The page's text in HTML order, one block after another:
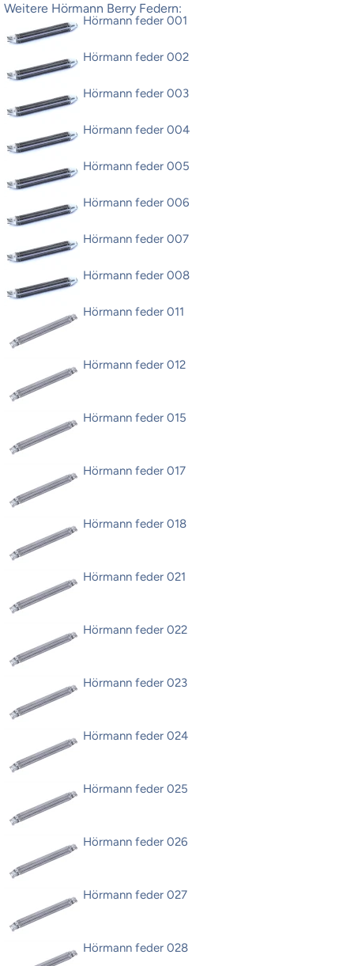
Weitere Hörmann Berry Federn:
Hörmann feder 001
Hörmann feder 002
Hörmann feder 003
Hörmann feder 004
Hörmann feder 005
Hörmann feder 006
Hörmann feder 007
Hörmann feder 008
Hörmann feder 011
Hörmann feder 012
Hörmann feder 015
Hörmann feder 017
Hörmann feder 018
Hörmann feder 021
Hörmann feder 022
Hörmann feder 023
Hörmann feder 024
Hörmann feder 025
Hörmann feder 026
Hörmann feder 027
Hörmann feder 028